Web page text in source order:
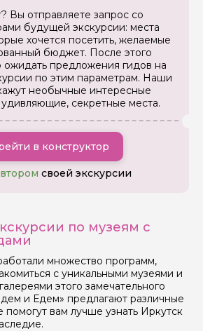
Вы отправляете запрос со
будущей экскурсии: места
хочется посетить, желаемые
бюджет. После этого
ожидать предложения гидов на
по этим параметрам. Наши
необычные интересные
секретные места.
в конструктор
своей экскурсии
по музеям с
множество программ,
с уникальными музеями и
этого замечательного
и Едем» предлагают различные
помогут вам лучше узнать Иркутск